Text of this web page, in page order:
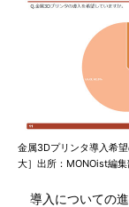
金属3Dプリンタ導入希
大］出所：MONOist編集
導入についての